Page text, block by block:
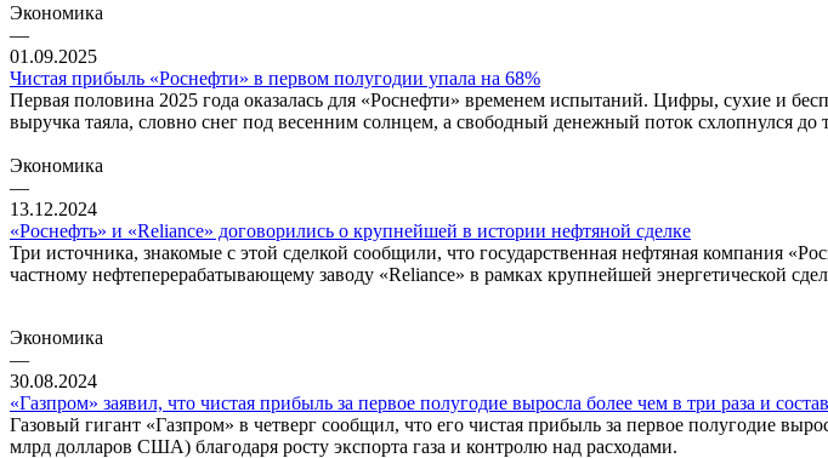
Экономика
—
01.09.2025
Чистая прибыль «Роснефти» в первом полугодии упала на 68%
Первая половина 2025 года оказалась для «Роснефти» временем испытаний. Цифры, сухие и
выручка таяла, словно снег под весенним солнцем, а свободный денежный поток схлопнулся до
Экономика
—
13.12.2024
«Роснефть» и «Reliance» договорились о крупнейшей в истории нефтяной сделке
Три источника, знакомые с этой сделкой сообщили, что государственная нефтяная компания
частному нефтеперерабатывающему заводу «Reliance» в рамках крупнейшей энергетической
Экономика
—
30.08.2024
«Газпром» заявил, что чистая прибыль за первое полугодие выросла более чем в три раза и
Газовый гигант «Газпром» в четверг сообщил, что его чистая прибыль за первое полугодие
млрд долларов США) благодаря росту экспорта газа и контролю над расходами.